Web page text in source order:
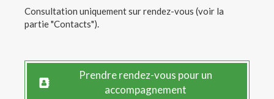
Consultation uniquement sur rendez-vous (voir la
partie "Contacts").
Prendre rendez-vous pour un
accompagnement